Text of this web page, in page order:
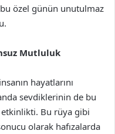
bu özel günün unutulmaz
Mutluluk
hayatlarını
sevdiklerinin de bu
Bu rüya gibi
olarak hafızalarda